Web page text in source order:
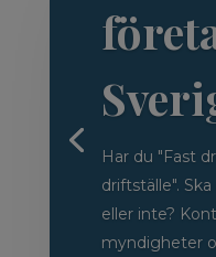
Har du "Fast
driftställe".
eller inte?
myndigheter